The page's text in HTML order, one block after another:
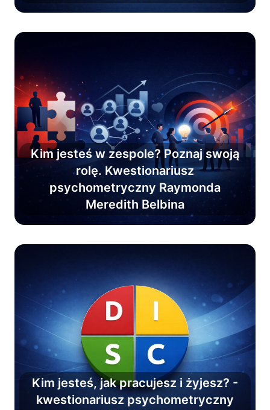
Kim jesteś w zespole? Poznaj swoją
rolę. Kwestionariusz
psychometryczny Raymonda
Meredith Belbina
Poznaj role zespołowe i osiągnij
pewność w zarządzaniu
efektywnym zespołem.
Kim jesteś, jak pracujesz i żyjesz? -
kwestionariusz psychometryczny
Skorzystaj teraz i zrozum ludzi w